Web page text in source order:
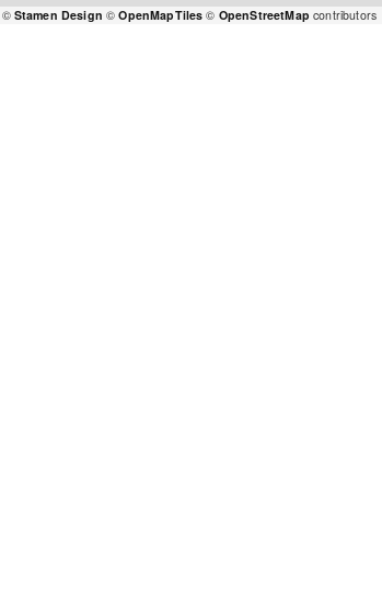
© Stamen Design ©OpenMapTiles © OpenStreetMap contributors